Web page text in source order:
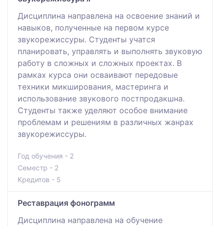
Дисциплина направлена на освоение знаний и
навыков, полученные на первом курсе
звукорежиссуры. Студенты учатся
планировать, управлять и выполнять звуковую
работу в сложных и сложных проектах. В
рамках курса они осваивают передовые
техники микширования, мастеринга и
использование звукового постпродакшна.
Студенты также уделяют особое внимание
проблемам и решениям в различных жанрах
звукорежиссуры.
Год обучения - 2
Семестр - 2
Кредитов - 5
Реставрация фонограмм
Дисциплина направлена на обучение